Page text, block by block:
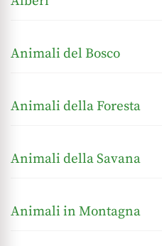
Animali del Bosco
Animali della Foresta
Animali della Savana
Animali in Montagna